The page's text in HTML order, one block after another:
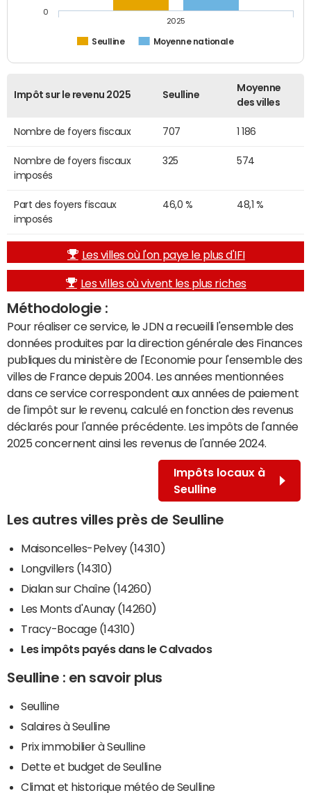
Seulline Moyenne nationale
2025
0
Impôt sur le revenu 2025 Seulline
Moyenne
des villes
Nombre de foyers fiscaux 707 1 186
Nombre de foyers fiscaux
imposés
325 574
Part des foyers fiscaux
imposés
46,0 % 48,1 %
Les villes où l'on paye le plus d'IFI
Les villes où vivent les plus riches
Méthodologie :
Pour réaliser ce service, le JDN a recueilli l'ensemble des
données produites par la direction générale des Finances
publiques du ministère de l'Economie pour l'ensemble des
villes de France depuis 2004. Les années mentionnées
dans ce service correspondent aux années de paiement
de l'impôt sur le revenu, calculé en fonction des revenus
déclarés pour l'année précédente. Les impôts de l'année
2025 concernent ainsi les revenus de l'année 2024.
Impôts locaux à
Seulline
Les autres villes près de Seulline
Maisoncelles-Pelvey (14310)
Longvillers (14310)
Dialan sur Chaîne (14260)
Les Monts d'Aunay (14260)
Tracy-Bocage (14310)
Les impôts payés dans le Calvados
Seulline : en savoir plus
Seulline
Salaires à Seulline
Prix immobilier à Seulline
Dette et budget de Seulline
Climat et historique météo de Seulline